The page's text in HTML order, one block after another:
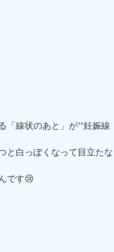
「線状のあと」が**妊娠線
と白っぽくなって目立た
です😢